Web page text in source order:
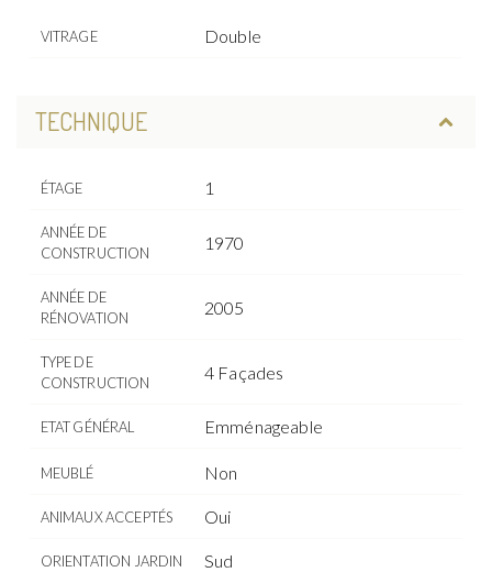
VITRAGE Double
TECHNIQUE
ÉTAGE 1
ANNÉE DE
CONSTRUCTION
1970
ANNÉE DE
RÉNOVATION
2005
TYPE DE
CONSTRUCTION
4 Façades
ETAT GÉNÉRAL Emménageable
MEUBLÉ Non
ANIMAUX ACCEPTÉS Oui
ORIENTATION JARDIN Sud